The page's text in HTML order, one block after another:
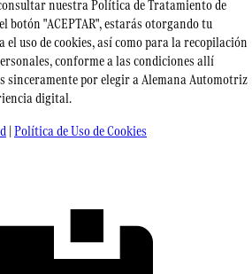
nuestra Política de Tratamiento de
botón "ACEPTAR", estarás otorgando tu
uso de cookies, así como para la recopilación
conforme a las condiciones allí
sinceramente por elegir a Alemana Automotriz
digital.
|Política de Uso de Cookies